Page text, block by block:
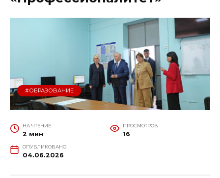
#ОБРАЗОВАНИЕ
НА ЧТЕНИЕ
2 мин
ПРОСМОТРОВ
16
ОПУБЛИКОВАНО
04.06.2026